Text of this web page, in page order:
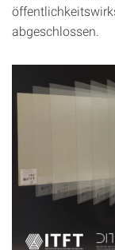
abgeschlossen.